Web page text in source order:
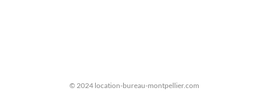
© 2024 location-bureau-montpellier.com